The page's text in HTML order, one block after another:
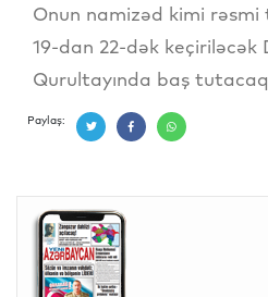
Onun namizəd kimi
19-dan 22-dək keçiriləcək
Qurultayında baş
Paylaş: